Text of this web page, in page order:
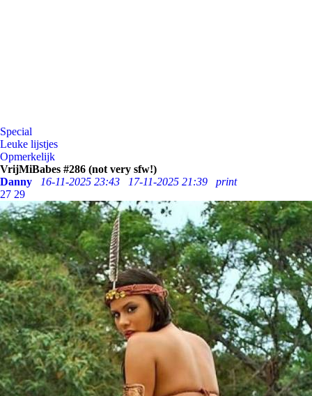
Special
Leuke lijstjes
Opmerkelijk
VrijMiBabes #286 (not very sfw!)
Danny
16-11-2025 23:43 17-11-2025 21:39
print
27 29